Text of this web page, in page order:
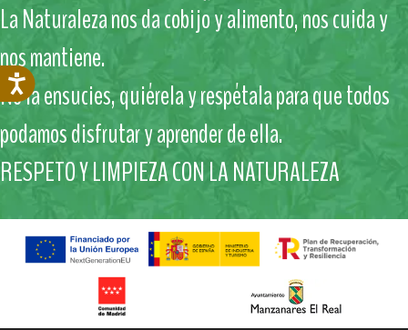
La Naturaleza nos da cobijo y alimento, nos cuida y
nos mantiene.
No la ensucies, quiérela y respétala para que todos
podamos disfrutar y aprender de ella.
RESPETO Y LIMPIEZA CON LA NATURALEZA